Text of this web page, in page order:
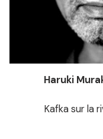
Haruki
Kafka sur la